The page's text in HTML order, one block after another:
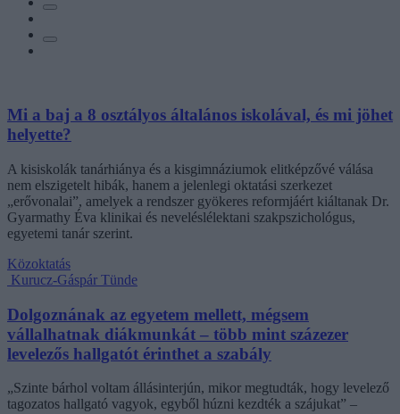
Mi a baj a 8 osztályos általános iskolával, és mi jöhet
helyette?
A kisiskolák tanárhiánya és a kisgimnáziumok elitképzővé válása
nem elszigetelt hibák, hanem a jelenlegi oktatási szerkezet
„erővonalai”, amelyek a rendszer gyökeres reformjáért kiáltanak Dr.
Gyarmathy Éva klinikai és neveléslélektani szakpszichológus,
egyetemi tanár szerint.
Közoktatás
Kurucz-Gáspár Tünde
Dolgoznának az egyetem mellett, mégsem
vállalhatnak diákmunkát – több mint százezer
levelezős hallgatót érinthet a szabály
„Szinte bárhol voltam állásinterjún, mikor megtudták, hogy levelező
tagozatos hallgató vagyok, egyből húzni kezdték a szájukat” –